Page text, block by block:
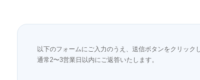
以下のフォームにご入力のうえ、送信ボタンをクリック
通常2〜3営業日以内にご返答いたします。